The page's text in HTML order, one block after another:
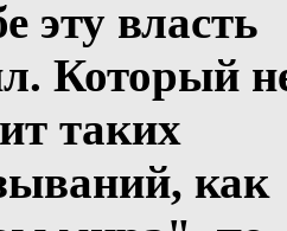
эту власть
Который
таких
как